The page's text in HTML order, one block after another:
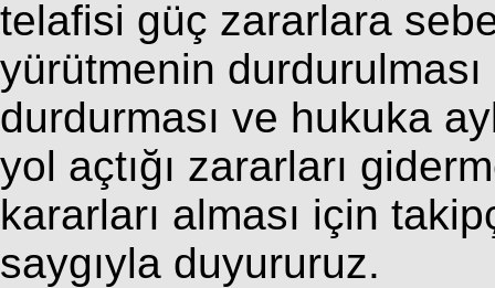
telafisi güç zararlara
yürütmenin
durdurması ve hukuka
yol açtığı zararları
kararları alması için
saygıyla duyururuz.